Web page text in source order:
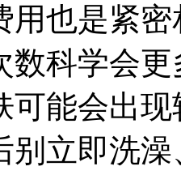
用也是紧
数科学会
可能会出
别立即洗